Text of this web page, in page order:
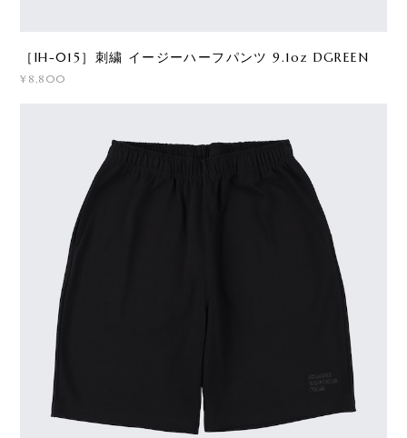
［IH-015］刺繍 イージーハーフパンツ 9.1oz DGREEN
¥8,800